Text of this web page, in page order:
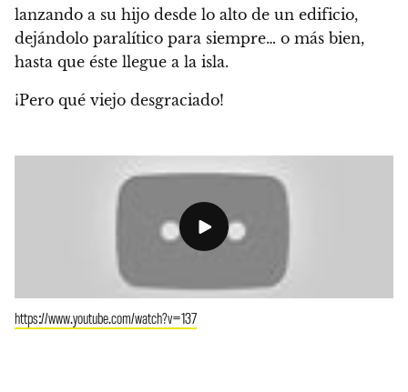
lanzando a su hijo desde lo alto de un edificio,
dejándolo paralítico para siempre… o más bien,
hasta que éste llegue a la isla.
¡Pero qué viejo desgraciado!
https://www.youtube.com/watch?v=137